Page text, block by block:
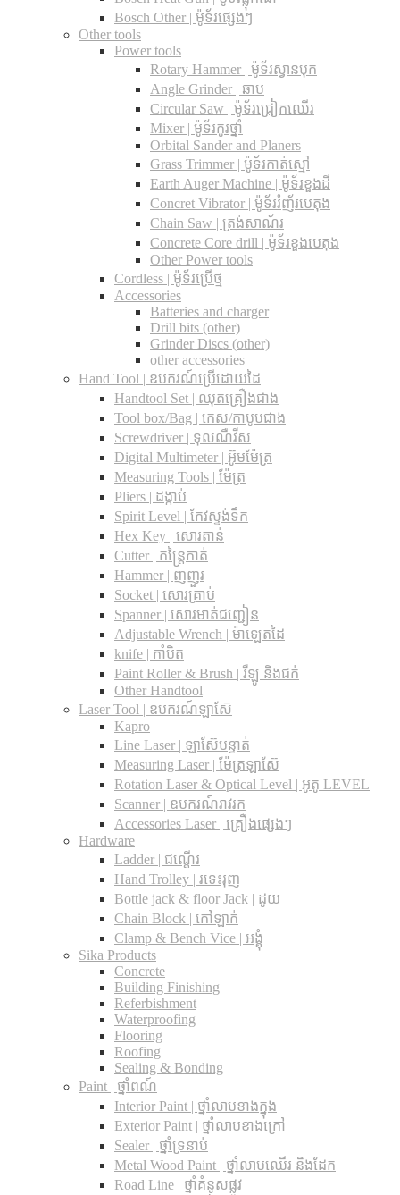
Bosch Other | ម៉ូទ័រផ្សេងៗ
Other tools
Power tools
Rotary Hammer | ម៉ូទ័រស្វានបុក
Angle Grinder | ឆាប
Circular Saw​ | ម៉ូទ័រជ្រៀកឈើរ
Mixer | ម៉ូទ័រកូរថ្នាំ
Orbital Sander and Planers
Grass Trimmer | ម៉ូទ័រកាត់ស្មៅ
Earth Auger Machine | ម៉ូទ័រខួងដី
Concret Vibrator | ម៉ូទ័ររំញ័របេតុង
Chain Saw | ត្រង់សាណ័រ
Concrete Core drill | ម៉ូទ័រខួងបេតុង
Other Power tools
Cordless​ | ម៉ូទ័រប្រើថ្ម
Accessories
Batteries and charger
Drill bits (other)
Grinder Discs (other)
other accessories
Hand Tool | ឧបករណ៍ប្រើដោយដៃ
Handtool Set | ឈុតគ្រឿងជាង
Tool box/Bag | កេស/កាបូបជាង
Screwdriver | ទុលណឺវីស
Digital Multimeter | អ៊ូមម៉ែត្រ
Measuring Tools | ម៉ែត្រ
Pliers | ដង្កាប់
Spirit Level | កែវស្ទង់ទឹក
Hex Key | សោរតាន់
Cutter | កន្រ្តៃកាត់
Hammer | ញញួរ
Socket | សោរគ្រាប់
Spanner |​ សោរមាត់ជញ្ជៀន
Adjustable Wrench |​ ម៉ាឡេតដៃ
knife | កាំបិត
Paint Roller & Brush | រឺឡូ និងជក់
Other Handtool
Laser Tool | ឧបករណ៍ឡាស៊ែ
Kapro
Line Laser | ឡាស៊ែបន្ទាត់
Measuring Laser | ម៉ែត្រឡាស៊ែ
Rotation Laser & Optical Level | អូតូ LEVEL
Scanner | ឧបករណ៍រាវរក
Accessories Laser | គ្រឿងផ្សេងៗ
Hardware
Ladder | ជណ្តើរ
Hand Trolley | រទេះរុញ
Bottle jack & floor Jack​ | ដូយ
Chain Block | កៅឡាក់
Clamp & Bench Vice | អង្គុំ
Sika Products
Concrete
Building Finishing
Referbishment
Waterproofing
Flooring
Roofing
Sealing & Bonding
Paint | ថ្នាំពណ៍
Interior Paint | ថ្នាំលាបខាងក្នុង
Exterior Paint | ថ្នាំលាបខាងក្រៅ
Sealer | ថ្នាំទ្រនាប់
Metal Wood Paint | ថ្នាំលាបឈើរ និងដែក
Road Line | ថ្នាំគំនូសផ្លូវ